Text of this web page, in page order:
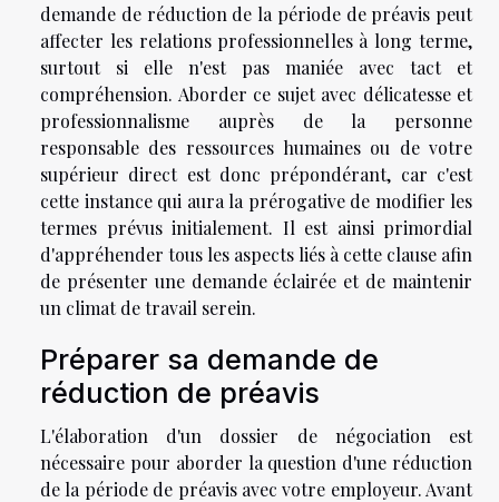
demande de réduction de la période de préavis peut
affecter les relations professionnelles à long terme,
surtout si elle n'est pas maniée avec tact et
compréhension. Aborder ce sujet avec délicatesse et
professionnalisme auprès de la personne
responsable des ressources humaines ou de votre
supérieur direct est donc prépondérant, car c'est
cette instance qui aura la prérogative de modifier les
termes prévus initialement. Il est ainsi primordial
d'appréhender tous les aspects liés à cette clause afin
de présenter une demande éclairée et de maintenir
un climat de travail serein.
Préparer sa demande de
réduction de préavis
L'élaboration d'un dossier de négociation est
nécessaire pour aborder la question d'une réduction
de la période de préavis avec votre employeur. Avant